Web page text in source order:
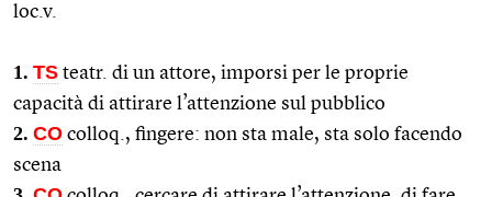
loc.v.
1. TS teatr. di un attore, imporsi per le proprie
capacità di attirare l’attenzione sul pubblico
2. CO colloq. , fingere: non sta male, sta solo facendo
scena